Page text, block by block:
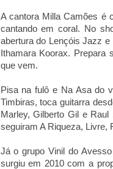
A cantora Milla Camões é
cantando em coral. No
abertura do Lençóis Jazz
Ithamara Koorax. Prepara
que vem.
Pisa na fulô e Na Asa do
Timbiras, toca guitarra
Marley, Gilberto Gil e
seguiram A Riqueza, Livre,
Já o grupo Vinil do
surgiu em 2010 com a